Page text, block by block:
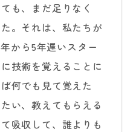
も、まだ足りなく
。それは、私たちが
から5年遅いスター
技術を覚えることに
何でも見て覚えた
い、教えてもらえる
吸収して、誰よりも